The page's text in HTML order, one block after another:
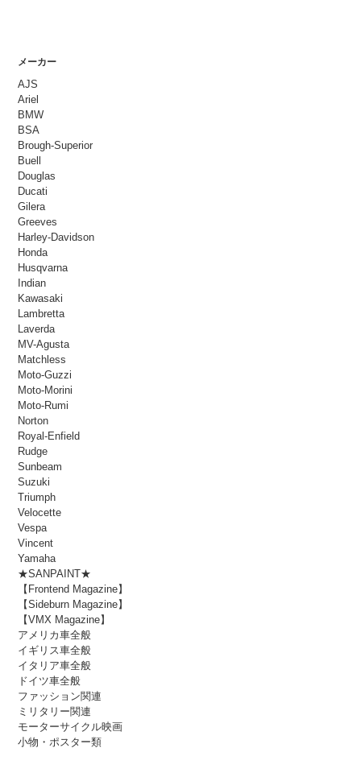
メーカー
AJS
Ariel
BMW
BSA
Brough-Superior
Buell
Douglas
Ducati
Gilera
Greeves
Harley-Davidson
Honda
Husqvarna
Indian
Kawasaki
Lambretta
Laverda
MV-Agusta
Matchless
Moto-Guzzi
Moto-Morini
Moto-Rumi
Norton
Royal-Enfield
Rudge
Sunbeam
Suzuki
Triumph
Velocette
Vespa
Vincent
Yamaha
★SANPAINT★
【Frontend Magazine】
【Sideburn Magazine】
【VMX Magazine】
アメリカ車全般
イギリス車全般
イタリア車全般
ドイツ車全般
ファッション関連
ミリタリー関連
モーターサイクル映画
小物・ポスター類